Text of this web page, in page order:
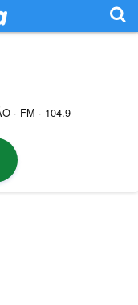
· FM · 104.9